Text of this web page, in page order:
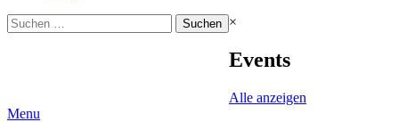
Suchen
nach:
×
Events
Alle anzeigen
Menu